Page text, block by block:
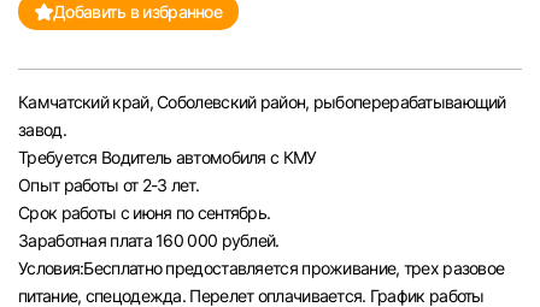
Казань
Челябинск
Пермь
Самара
Оренбург
Добавить в избранное
Камчатский край, Соболевский район, рыбоперерабатывающий
завод.
Требуется Водитель автомобиля с КМУ
Опыт работы от 2-3 лет.
Срок работы с июня по сентябрь.
Заработная плата 160 000 рублей.
Условия:Бесплатно предоставляется проживание, трех разовое
питание, спецодежда. Перелет оплачивается. График работы